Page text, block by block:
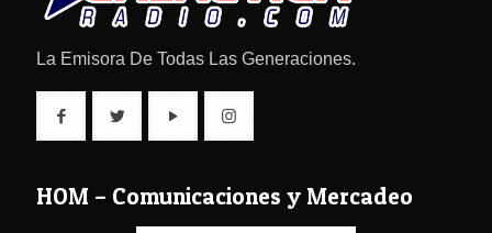
La Emisora De Todas Las Generaciones.
HOM – Comunicaciones y Mercadeo